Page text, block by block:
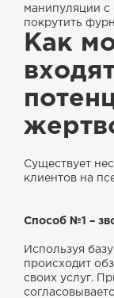
манипуляции
покрутить
Как
Существует
клиентов на
Способ №1 –
Используя
происходит
своих услуг.